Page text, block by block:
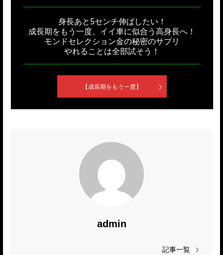
身長あと5センチ伸ばしたい！
成長期をもう一度、イイ車に似合う高身長へ！
モンドセレクション金の秘密のサプリ
やれることは全部試そう！
【成長期をもう一度】
admin
記事一覧